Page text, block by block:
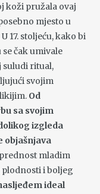
koži pružala ovaj
mjesto u
17. stoljeću, kako bi
čak umivale
suludi ritual,
svojim
Od
sa svojim
izgleda
objašnjava
prednost mladim
plodnosti i boljeg
ideal